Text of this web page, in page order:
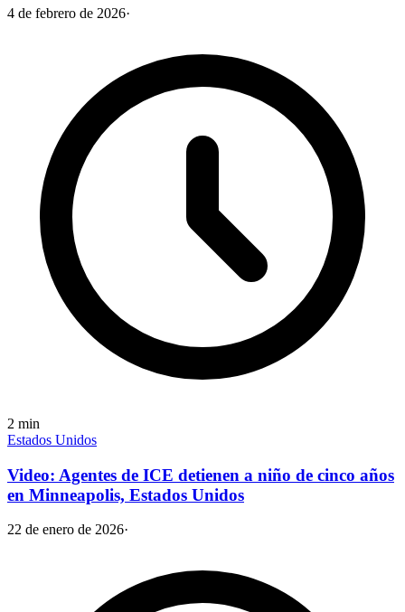
4 de febrero de 2026·
2 min
Estados Unidos
Video: Agentes de ICE detienen a niño de cinco años
en Minneapolis, Estados Unidos
22 de enero de 2026·